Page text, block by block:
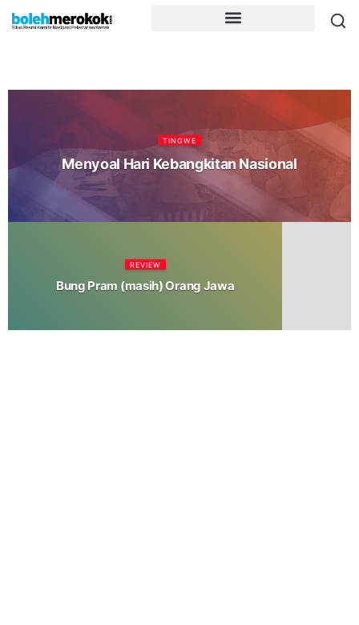
TINGWE
Menyoal Hari Kebangkitan Nasional
REVIEW
Bung Pram (masih) Orang Jawa